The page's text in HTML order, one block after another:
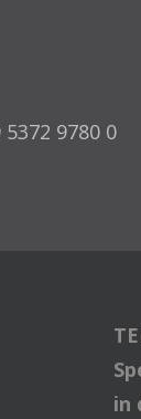
5372 9780 0
in